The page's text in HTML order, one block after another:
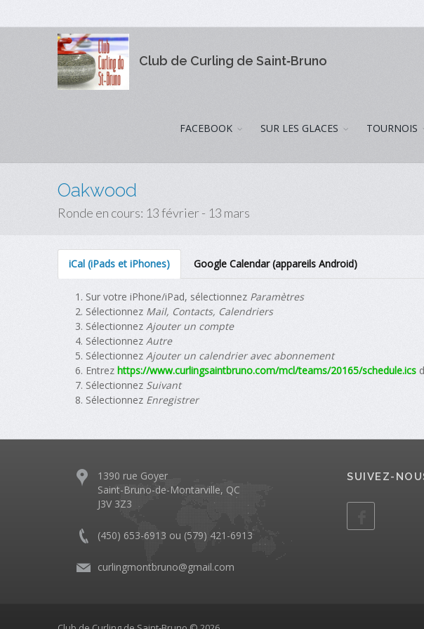
Club de Curling de Saint‑Bruno
FACEBOOK SUR LES GLACES TOURNOIS
Oakwood
Ronde en cours: 13 février - 13 mars
iCal (iPads et iPhones) Google Calendar (appareils Android)
Sur votre iPhone/iPad, sélectionnez Paramètres
Sélectionnez Mail, Contacts, Calendriers
SélectionnezAjouter un compte
SélectionnezAutre
SélectionnezAjouter un calendrier avec abonnement
Entrezhttps://www.curlingsaintbruno.com/mcl/teams/20165/schedule.ics
Sélectionnez Suivant
Sélectionnez Enregistrer
1390 rue Goyer
Saint-Bruno-de-Montarville, QC
J3V 3Z3
(450) 653-6913 ou (579) 421-6913
curlingmontbruno@gmail.com
SUIVEZ-